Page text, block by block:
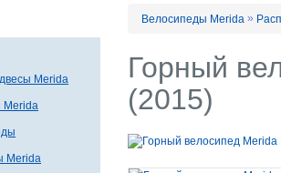
Merida
Merida
Merida
Велосипеды Merida »
Горный
(2015)